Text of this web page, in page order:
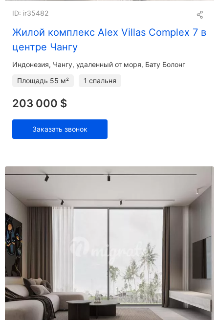
ОАЭ Великобритания
США
Жилой комплекс Alex Villas Complex 7 в
центре Чангу
ID: ir35482
Индонезия, Чангу, удаленный от моря, Бату Болонг
Площадь 55 м² 1 спальня
203 000 $
Заказать звонок